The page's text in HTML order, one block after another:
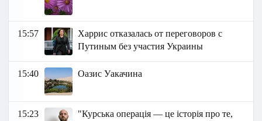
15:57
Харрис отказалась от переговоров с
Путиным без участия Украины
15:40 Оазис Уакачина
15:23
"Курська операція — це історія про те,